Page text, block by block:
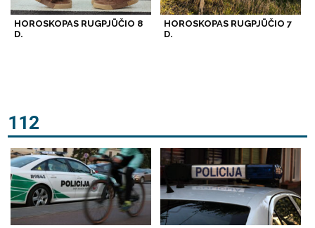
HOROSKOPAS RUGPJŪČIO 8
D.
HOROSKOPAS RUGPJŪČIO 7
D.
112